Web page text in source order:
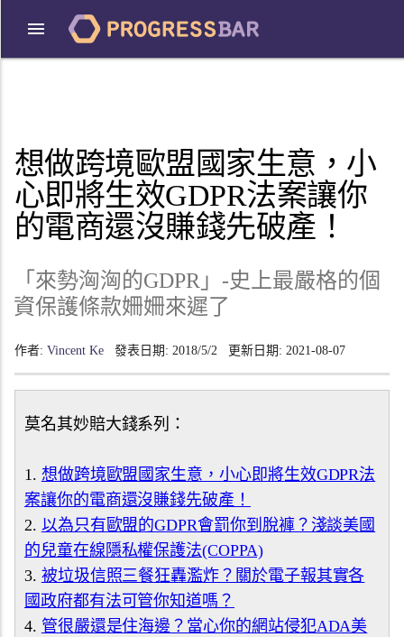
想做跨境歐盟國家生意，小
心即將生效GDPR法案讓你
的電商還沒賺錢先破產！
「來勢洶洶的GDPR」-史上最嚴格的個
資保護條款姍姍來遲了
作者: Vincent Ke 發表日期: 2018/5/2 更新日期: 2021-08-07
莫名其妙賠大錢系列：
1. 想做跨境歐盟國家生意，小心即將生效GDPR法
案讓你的電商還沒賺錢先破產！
2. 以為只有歐盟的GDPR會罰你到脫褲？淺談美國
的兒童在線隱私權保護法(COPPA)
3. 被垃圾信照三餐狂轟濫炸？關於電子報其實各
國政府都有法可管你知道嗎？
4. 管很嚴還是住海邊？當心你的網站侵犯ADA美